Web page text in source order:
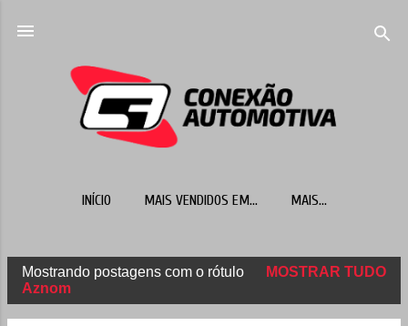
INÍCIO MAIS VENDIDOS EM... MAIS…
o
Mostrando postagens com o rótulo
Aznom
MOSTRAR TUDO